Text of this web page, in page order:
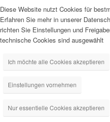
Diese Website nutzt Cookies für
Erfahren Sie mehr in unserer
richten Sie Einstellungen und
technische Cookies sind ausgewählt
Ich möchte alle Cookies akzeptieren
Einstellungen vornehmen
Nur essentielle Cookies akzeptieren